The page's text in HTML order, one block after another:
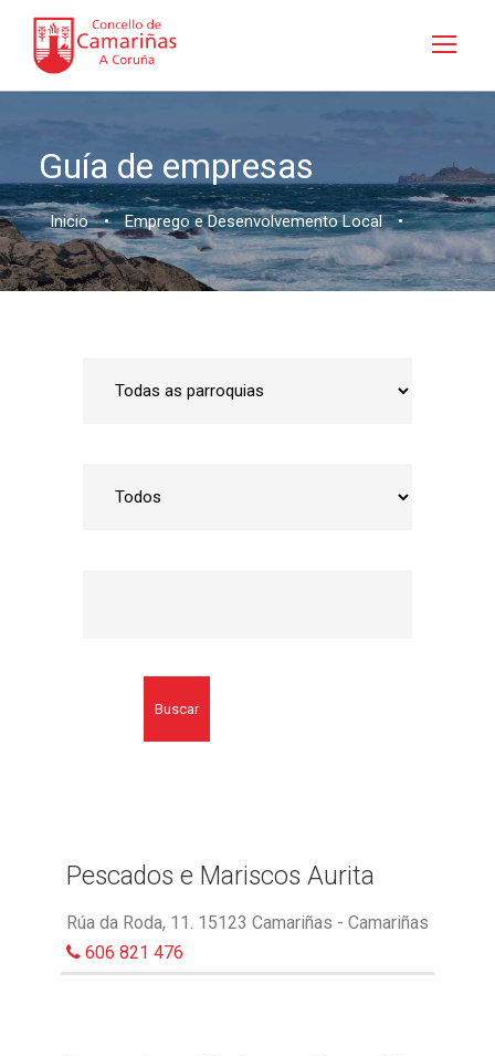
Guía de empresas
Inicio • Emprego e Desenvolvemento Local •
Buscar
Pescados e Mariscos Aurita
Rúa da Roda, 11. 15123 Camariñas - Camariñas
606 821 476